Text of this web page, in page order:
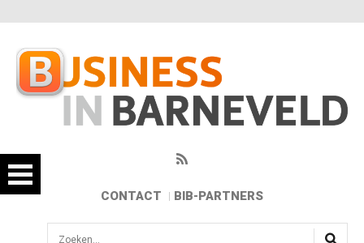
CONTACT BIB-PARTNERS
sisea.search